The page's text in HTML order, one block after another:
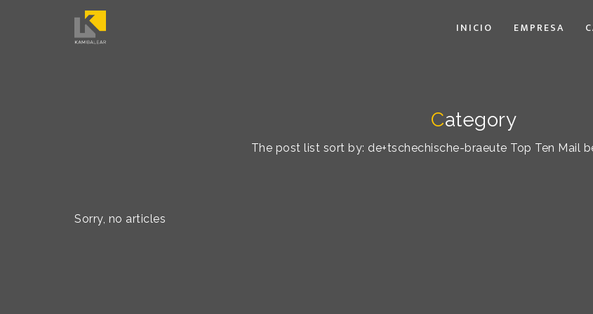
INICIO EMPRESA
Category
The post list sort by: de+tschechische-braeute Top Ten Mail
Sorry, no articles